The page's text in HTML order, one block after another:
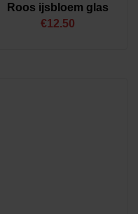
Roos ijsbloem glas
€12.50